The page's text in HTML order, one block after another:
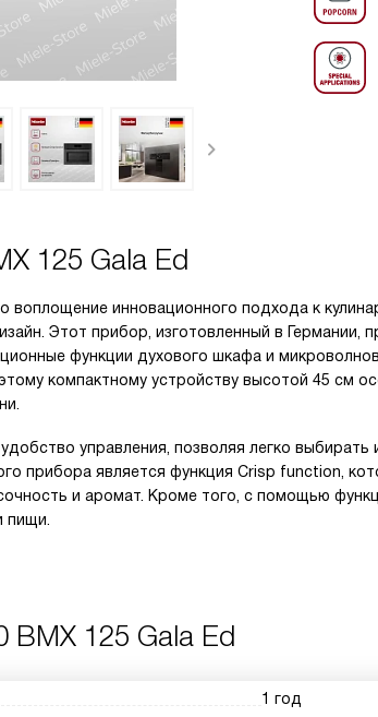
125 Gala Ed
воплощение инновационного подхода к
Этот прибор, изготовленный в Германии,
функции духового шкафа и
компактному устройству высотой 45 см
управления, позволяя легко
прибора является функция Crisp function,
и аромат. Кроме того, с помощью
пищи.
BMX 125 Gala Ed
1 год